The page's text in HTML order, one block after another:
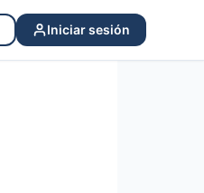
Iniciar sesión